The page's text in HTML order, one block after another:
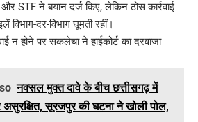
STF ने बयान दर्ज किए, लेकिन ठोस कार्रवाई
विभाग-दर-विभाग घूमती रहीं।
न होने पर सकलेचा ने हाईकोर्ट का दरवाजा
नक्सल मुक्त दावे के बीच छत्तीसगढ़ में
असुरक्षित, सूरजपुर की घटना ने खोली पोल,